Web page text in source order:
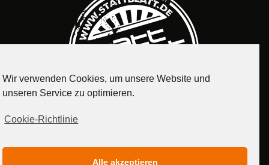
Wir verwenden Cookies, um unsere Website und
unseren Service zu optimieren.
Cookie-Richtlinie
Alle akzeptieren